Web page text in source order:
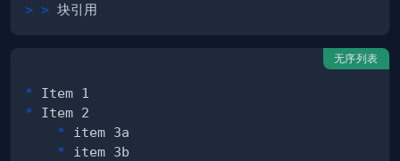
> >
无序列表
*
*
*
*